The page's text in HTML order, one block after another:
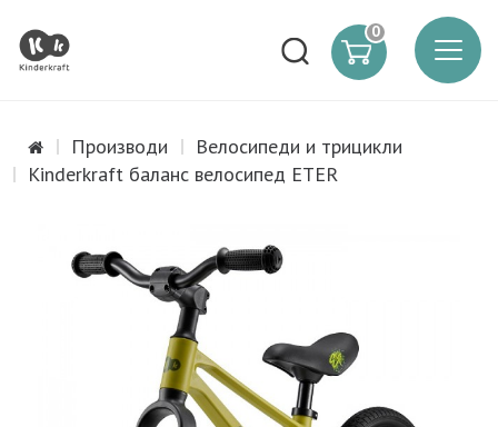
0
Производи
Велосипеди и трицикли
Kinderkraft баланс велосипед ETER